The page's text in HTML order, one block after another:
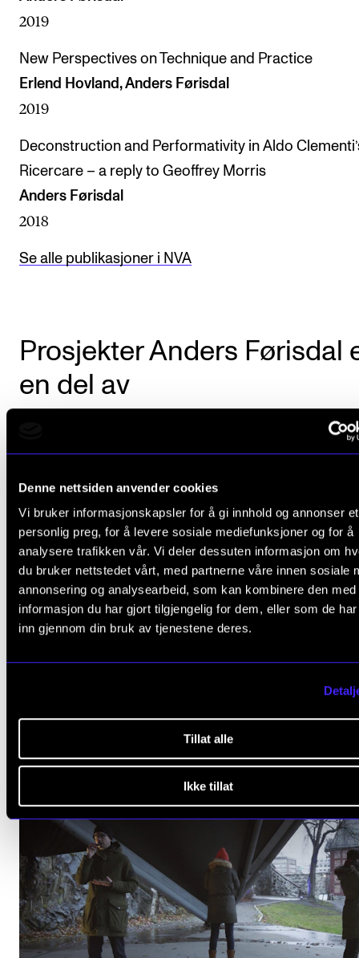
Denne nettsiden anvender cookies
Vi bruker informasjonskapsler for å gi innhold og annonser et
personlig preg, for å levere sosiale mediefunksjoner og for å
analysere trafikken vår. Vi deler dessuten informasjon om
du bruker nettstedet vårt, med partnerne våre innen sosiale
annonsering og analysearbeid, som kan kombinere den med
informasjon du har gjort tilgjengelig for dem, eller som de
inn gjennom din bruk av tjenestene deres.
Tillat alle
Ikke tillat
2019
New Perspectives on Technique and Practice
Erlend Hovland, Anders Førisdal
2019
Deconstruction and Performativity in Aldo
Ricercare – a reply to Geoffrey Morris
Anders Førisdal
2018
Se alle publikasjoner i NVA
Prosjekter Anders Førisdal
en del av